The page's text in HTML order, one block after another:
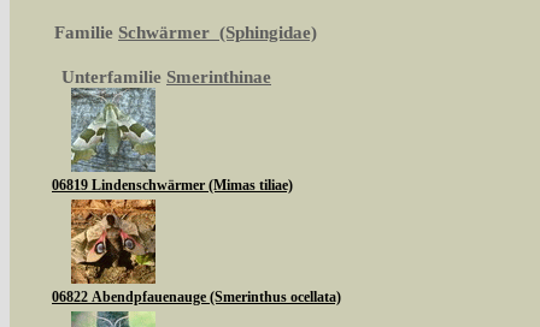
Familie Schwärmer (Sphingidae)
Unterfamilie Smerinthinae
06819 Lindenschwärmer (Mimas tiliae)
06822 Abendpfauenauge (Smerinthus ocellata)